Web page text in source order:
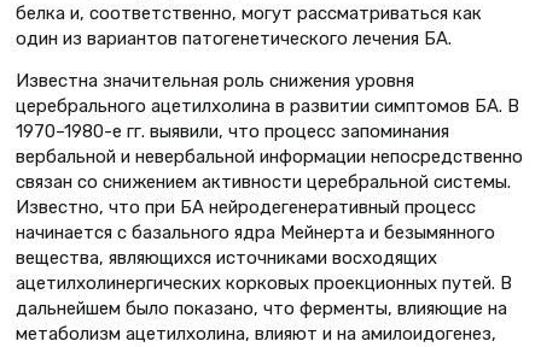
белка и, соответственно, могут рассматриваться как
один из вариантов патогенетического лечения БА.
Известна значительная роль снижения уровня
церебрального ацетилхолина в развитии симптомов БА. В
1970–1980-е гг. выявили, что процесс запоминания
вербальной и невербальной информации непосредственно
связан со снижением активности церебральной системы.
Известно, что при БА нейродегенеративный процесс
начинается с базального ядра Мейнерта и безымянного
вещества, являющихся источниками восходящих
ацетилхолинергических корковых проекционных путей. В
дальнейшем было показано, что ферменты, влияющие на
метаболизм ацетилхолина, влияют и на амилоидогенез,